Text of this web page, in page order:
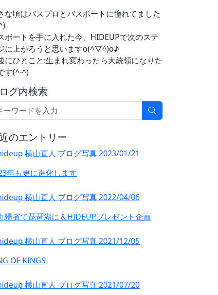
な頃はバスプロとバスボートに憧れてました
ボートを手に入れた今、HIDEUPで次のステ
に上がろうと思いますo(^▽^)o♪
にひとこと:生まれ変わったら大統領になりた
す(^-^)
グ内検索
のエントリー
年も更に進化します
帰省で琵琶湖に＆HIDEUPプレゼント企画
OF KINGS